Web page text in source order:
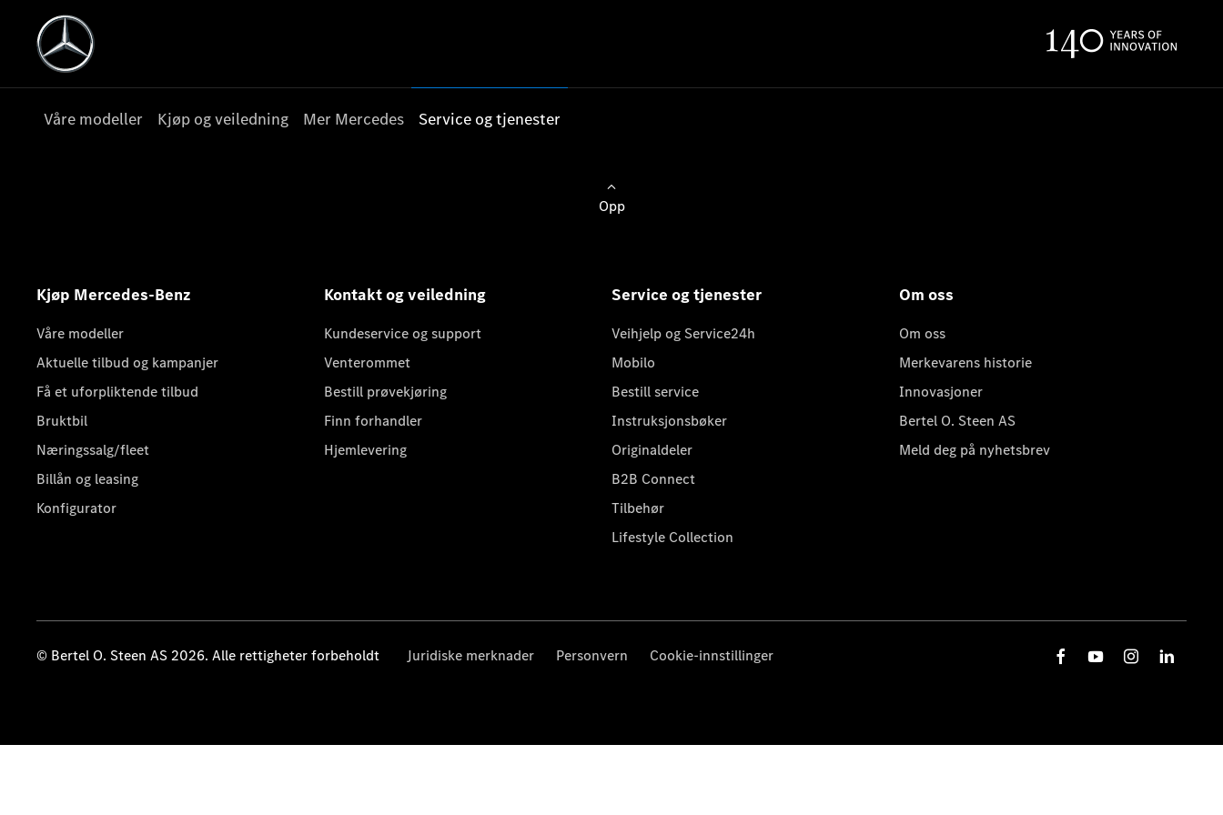
Våre modeller Kjøp og veiledning Mer Mercedes Service og tjenester
Opp
Kjøp Mercedes-Benz
Våre modeller
Aktuelle tilbud og kampanjer
Få et uforpliktende tilbud
Bruktbil
Næringssalg/fleet
Billån og leasing
Konfigurator
Kontakt og veiledning
Kundeservice og support
Venterommet
Bestill prøvekjøring
Finn forhandler
Hjemlevering
Service og tjenester
Veihjelp og Service24h
Mobilo
Bestill service
Instruksjonsbøker
Originaldeler
B2B Connect
Tilbehør
Lifestyle Collection
Om oss
Om oss
Merkevarens historie
Innovasjoner
Bertel O. Steen AS
Meld deg på nyhetsbrev
© Bertel O. Steen AS 2026. Alle rettigheter forbeholdt Juridiske merknader Personvern Cookie-innstillinger